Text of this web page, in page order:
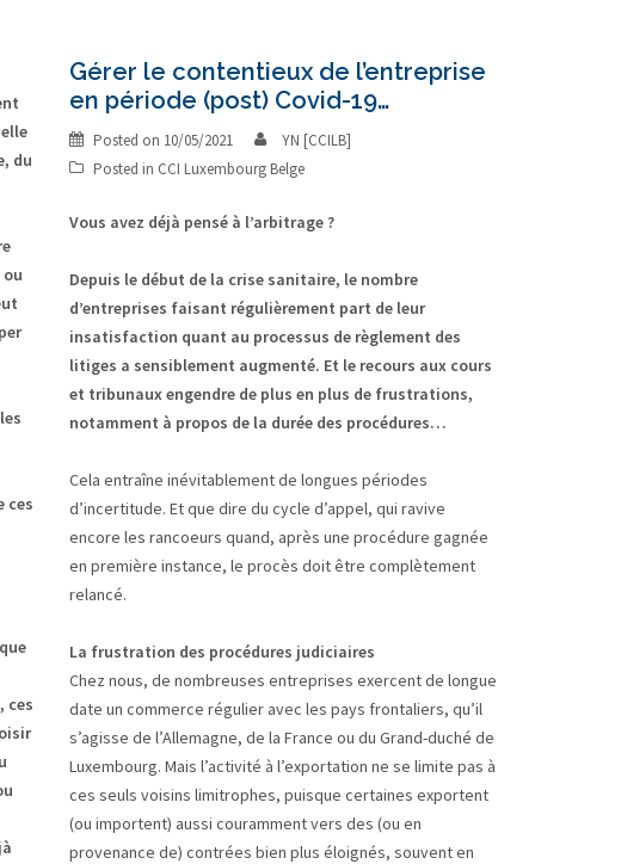
du
ces
ces
Gérer le contentieux de l’entreprise
en période (post) Covid-19…
Posted on 10/05/2021
YN [CCILB]
Posted in CCI Luxembourg Belge
Vous avez déjà pensé à l’arbitrage ?
Depuis le début de la crise sanitaire, le nombre
d’entreprises faisant régulièrement part de leur
insatisfaction quant au processus de règlement des
litiges a sensiblement augmenté. Et le recours aux cours
et tribunaux engendre de plus en plus de frustrations,
notamment à propos de la durée des procédures…
Cela entraîne inévitablement de longues périodes
d’incertitude. Et que dire du cycle d’appel, qui ravive
encore les rancoeurs quand, après une procédure gagnée
en première instance, le procès doit être complètement
relancé.
La frustration des procédures judiciaires
Chez nous, de nombreuses entreprises exercent de longue
date un commerce régulier avec les pays frontaliers, qu’il
s’agisse de l’Allemagne, de la France ou du Grand-duché de
Luxembourg. Mais l’activité à l’exportation ne se limite pas à
ces seuls voisins limitrophes, puisque certaines exportent
(ou importent) aussi couramment vers des (ou en
provenance de) contrées bien plus éloignés, souvent en